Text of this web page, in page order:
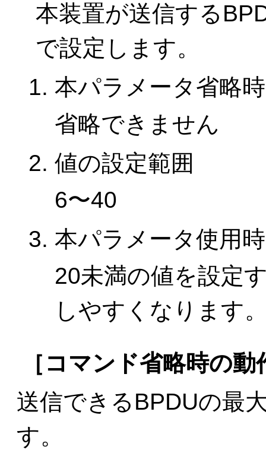
本装置が送信する
で設定します。
本パラメータ省略
省略できません
値の設定範囲
6〜40
本パラメータ使用
20未満の値を設定
しやすくなります
［コマンド省略時の動
送信できるBPDUの最
す。